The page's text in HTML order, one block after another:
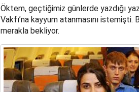
Öktem, geçtiğimiz günlerde yazdığı
Vakfı’na kayyum atanmasını
merakla bekliyor.